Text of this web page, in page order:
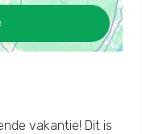
vakantie! Dit is